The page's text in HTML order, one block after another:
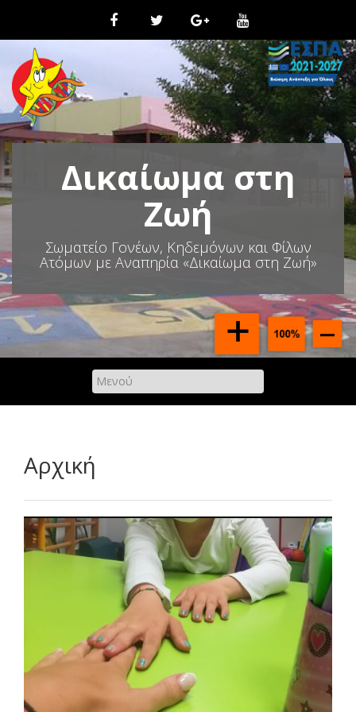
τ
η
σ
τ
ο
π
ε
ρ
χ
ό
μ
ε
ν
ο
Δικαίωμα στη
Ζωή
Σωματείο Γονέων, Κηδεμόνων και Φίλων
Ατόμων με Αναπηρία «Δικαίωμα στη Ζωή»
Αρχική